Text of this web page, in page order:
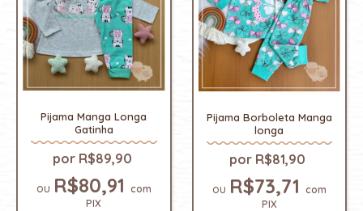
Pijama Manga Longa
Gatinha
R$89,90
R$80,91 com
PIX
Pijama Borboleta Manga
longa
R$81,90
R$73,71 com
PIX